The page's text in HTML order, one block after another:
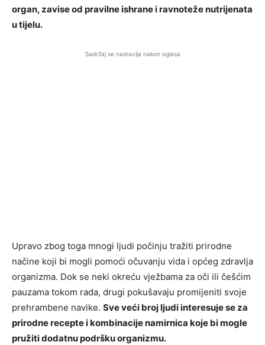
organ, zavise od pravilne ishrane i ravnoteže nutrijenata
u tijelu.
Sadržaj se nastavlja nakon oglasa
Upravo zbog toga mnogi ljudi počinju tražiti prirodne
načine koji bi mogli pomoći očuvanju vida i općeg zdravlja
organizma. Dok se neki okreću vježbama za oči ili češćim
pauzama tokom rada, drugi pokušavaju promijeniti svoje
prehrambene navike. Sve veći broj ljudi interesuje se za
prirodne recepte i kombinacije namirnica koje bi mogle
pružiti dodatnu podršku organizmu.